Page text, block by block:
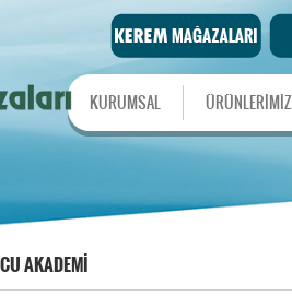
KURUMSAL ÜRÜNLERİMİZ
AKADEMİ